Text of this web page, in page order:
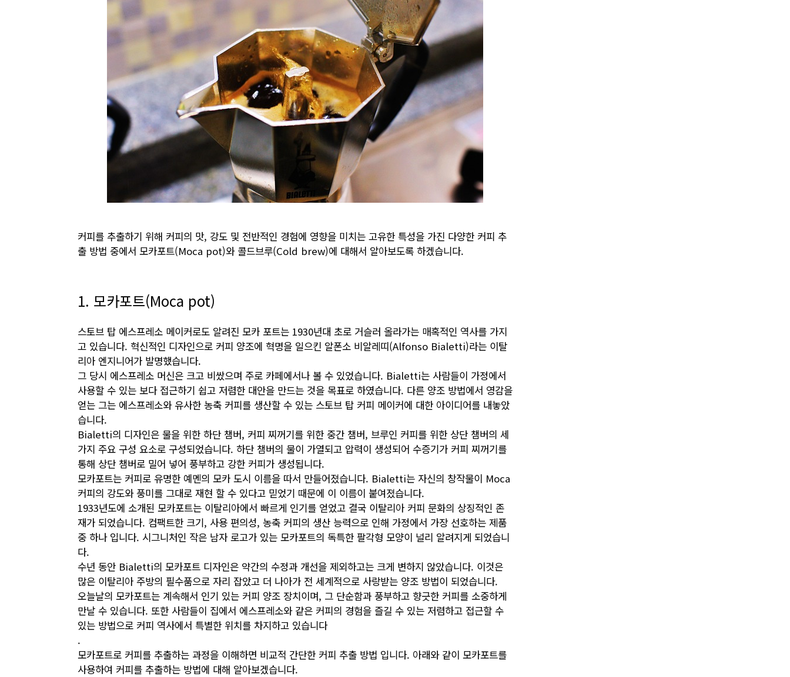
커피를 추출하기 위해 커피의 맛, 강도 및 전반적인 경험에 영향을 미치는 고유한 특성을 가진 다양한 커피 추
출 방법 중에서 모카포트(Moca pot)와 콜드브루(Cold brew)에 대해서 알아보도록 하겠습니다.
1. 모카포트(Moca pot)
스토브 탑 에스프레소 메이커로도 알려진 모카 포트는 1930년대 초로 거슬러 올라가는 매혹적인 역사를 가지
고 있습니다. 혁신적인 디자인으로 커피 양조에 혁명을 일으킨 알폰소 비알레띠(Alfonso Bialetti)라는 이탈
리아 엔지니어가 발명했습니다.
그 당시 에스프레소 머신은 크고 비쌌으며 주로 카페에서나 볼 수 있었습니다. Bialetti는 사람들이 가정에서
사용할 수 있는 보다 접근하기 쉽고 저렴한 대안을 만드는 것을 목표로 하였습니다. 다른 양조 방법에서 영감을
얻는 그는 에스프레소와 유사한 농축 커피를 생산할 수 있는 스토브 탑 커피 메이커에 대한 아이디어를 내놓았
습니다.
Bialetti의 디자인은 물을 위한 하단 챔버, 커피 찌꺼기를 위한 중간 챔버, 브루인 커피를 위한 상단 챔버의 세
가지 주요 구성 요소로 구성되었습니다. 하단 챔버의 물이 가열되고 압력이 생성되어 수증기가 커피 찌꺼기를
통해 상단 챔버로 밀어 넣어 풍부하고 강한 커피가 생성됩니다.
모카포트는 커피로 유명한 예멘의 모카 도시 이름을 따서 만들어졌습니다. Bialetti는 자신의 창작물이 Moca
커피의 강도와 풍미를 그대로 재현 할 수 있다고 믿었기 때문에 이 이름이 붙여졌습니다.
1933년도에 소개된 모카포트는 이탈리아에서 빠르게 인기를 얻었고 결국 이탈리아 커피 문화의 상징적인 존
재가 되었습니다. 컴팩트한 크기, 사용 편의성, 농축 커피의 생산 능력으로 인해 가정에서 가장 선호하는 제품
중 하나 입니다. 시그니처인 작은 남자 로고가 있는 모카포트의 독특한 팔각형 모양이 널리 알려지게 되었습니
다.
수년 동안 Bialetti의 모카포트 디자인은 약간의 수정과 개선을 제외하고는 크게 변하지 않았습니다. 이것은
많은 이탈리아 주방의 필수품으로 자리 잡았고 더 나아가 전 세계적으로 사랑받는 양조 방법이 되었습니다.
오늘날의 모카포트는 계속해서 인기 있는 커피 양조 장치이며, 그 단순함과 풍부하고 향긋한 커피를 소중하게
만날 수 있습니다. 또한 사람들이 집에서 에스프레소와 같은 커피의 경험을 즐길 수 있는 저렴하고 접근할 수
있는 방법으로 커피 역사에서 특별한 위치를 차지하고 있습니다
.
모카포트로 커피를 추출하는 과정을 이해하면 비교적 간단한 커피 추출 방법 입니다. 아래와 같이 모카포트를
사용하여 커피를 추출하는 방법에 대해 알아보겠습니다.